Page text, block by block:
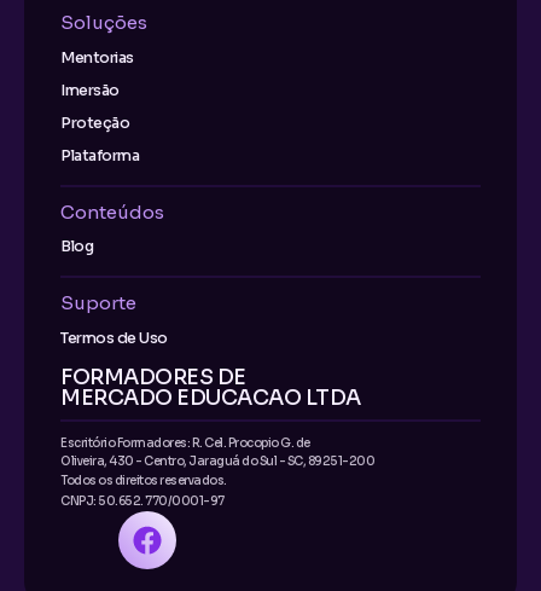
Soluções
Mentorias
Imersão
Proteção
Plataforma
Conteúdos
Blog
Suporte
Termos de Uso
FORMADORES DE
MERCADO EDUCACAO LTDA
Escritório Formadores: R. Cel. Procopio G. de
Oliveira, 430 - Centro, Jaraguá do Sul - SC, 89251-200
Todos os direitos reservados.
CNPJ: 50.652. 770/0001-97